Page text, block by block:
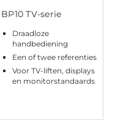
BP10 TV-serie
Draadloze
handbediening
Een of twee referenties
Voor TV-liften, displays
en monitorstandaards